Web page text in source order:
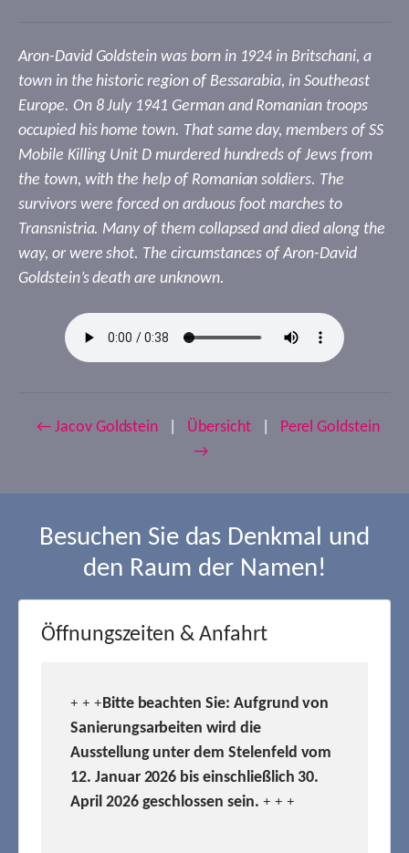
Aron-David Goldstein was born in 1924 in Britschani, a
town in the historic region of Bessarabia, in Southeast
Europe. On 8 July 1941 German and Romanian troops
occupied his home town. That same day, members of SS
Mobile Killing Unit D murdered hundreds of Jews from
the town, with the help of Romanian soldiers. The
survivors were forced on arduous foot marches to
Transnistria. Many of them collapsed and died along the
way, or were shot. The circumstances of Aron-David
Goldstein’s death are unknown.
← Jacov Goldstein Übersicht
Perel Goldstein
→
Besuchen Sie das Denkmal und
den Raum der Namen!
Öffnungszeiten & Anfahrt
+ + +Bitte beachten Sie: Aufgrund von
Sanierungsarbeiten wird die
Ausstellung unter dem Stelenfeld vom
12. Januar 2026 bis einschließlich 30.
April 2026 geschlossen sein. + + +